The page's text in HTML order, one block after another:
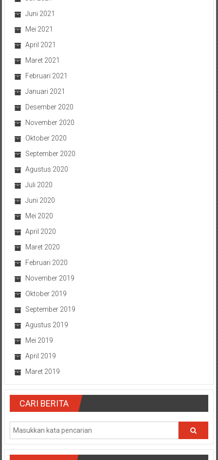
Juni 2021
Mei 2021
April 2021
Maret 2021
Februari 2021
Januari 2021
Desember 2020
November 2020
Oktober 2020
September 2020
Agustus 2020
Juli 2020
Juni 2020
Mei 2020
April 2020
Maret 2020
Februari 2020
November 2019
Oktober 2019
September 2019
Agustus 2019
Mei 2019
April 2019
Maret 2019
CARI BERITA